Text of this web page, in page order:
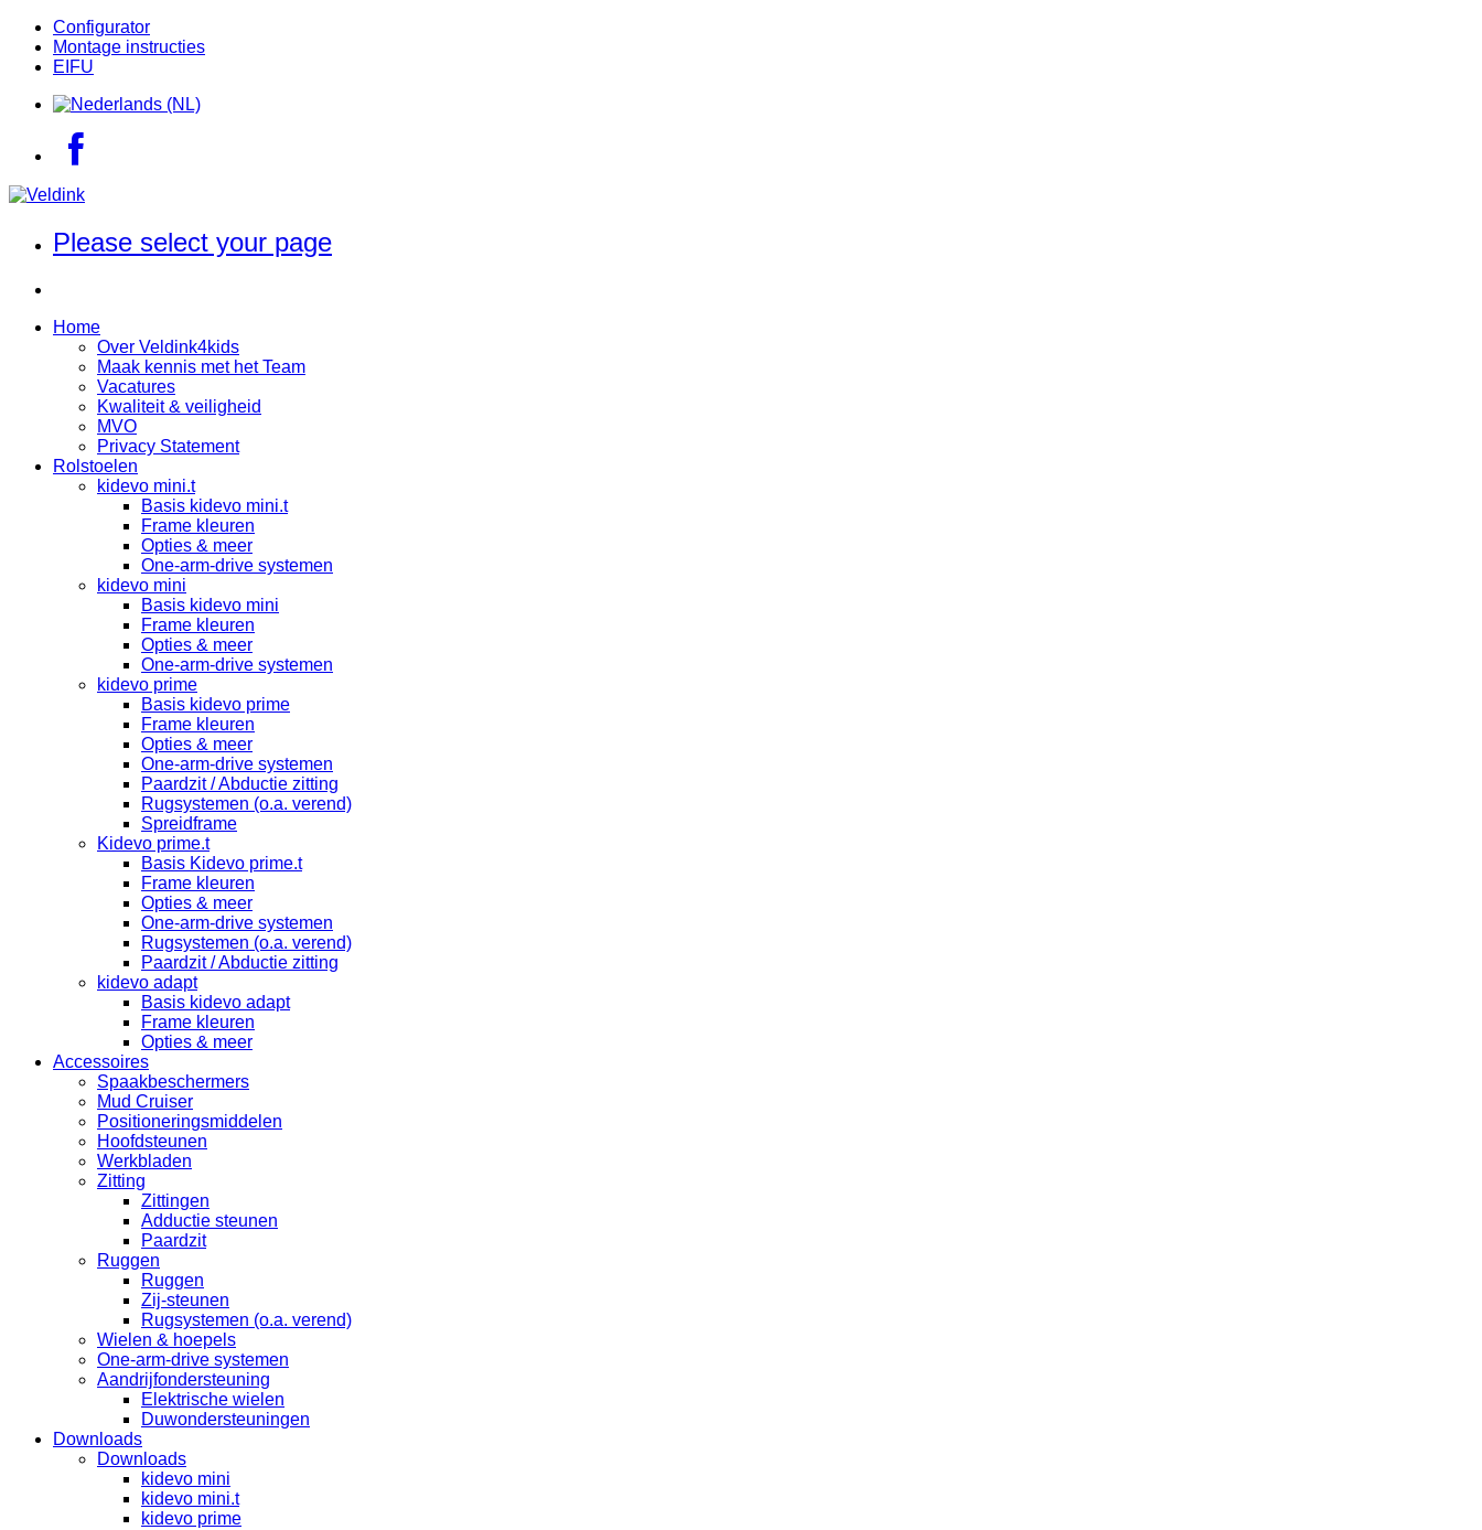
Configurator
Montage instructies
EIFU
Please select your page
Home
Over Veldink4kids
Maak kennis met het Team
Vacatures
Kwaliteit & veiligheid
MVO
Privacy Statement
Rolstoelen
kidevo mini.t
Basis kidevo mini.t
Frame kleuren
Opties & meer
One-arm-drive systemen
kidevo mini
Basis kidevo mini
Frame kleuren
Opties & meer
One-arm-drive systemen
kidevo prime
Basis kidevo prime
Frame kleuren
Opties & meer
One-arm-drive systemen
Paardzit / Abductie zitting
Rugsystemen (o.a. verend)
Spreidframe
Kidevo prime.t
Basis Kidevo prime.t
Frame kleuren
Opties & meer
One-arm-drive systemen
Rugsystemen (o.a. verend)
Paardzit / Abductie zitting
kidevo adapt
Basis kidevo adapt
Frame kleuren
Opties & meer
Accessoires
Spaakbeschermers
Mud Cruiser
Positioneringsmiddelen
Hoofdsteunen
Werkbladen
Zitting
Zittingen
Adductie steunen
Paardzit
Ruggen
Ruggen
Zij-steunen
Rugsystemen (o.a. verend)
Wielen & hoepels
One-arm-drive systemen
Aandrijfondersteuning
Elektrische wielen
Duwondersteuningen
Downloads
Downloads
kidevo mini
kidevo mini.t
kidevo prime